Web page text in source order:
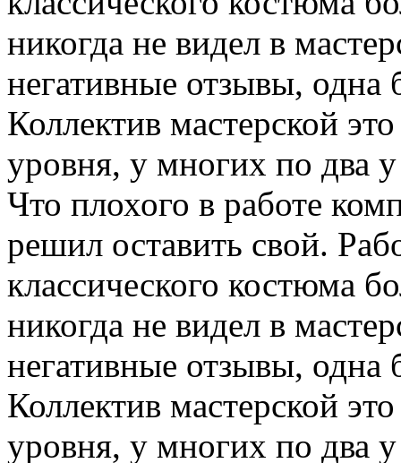
никогда не видел в
негативные отзывы, одна
Коллектив мастерской
уровня, у многих по два
Что плохого в работе
решил оставить свой.
классического костюма
никогда не видел в
негативные отзывы, одна
Коллектив мастерской
уровня, у многих по два